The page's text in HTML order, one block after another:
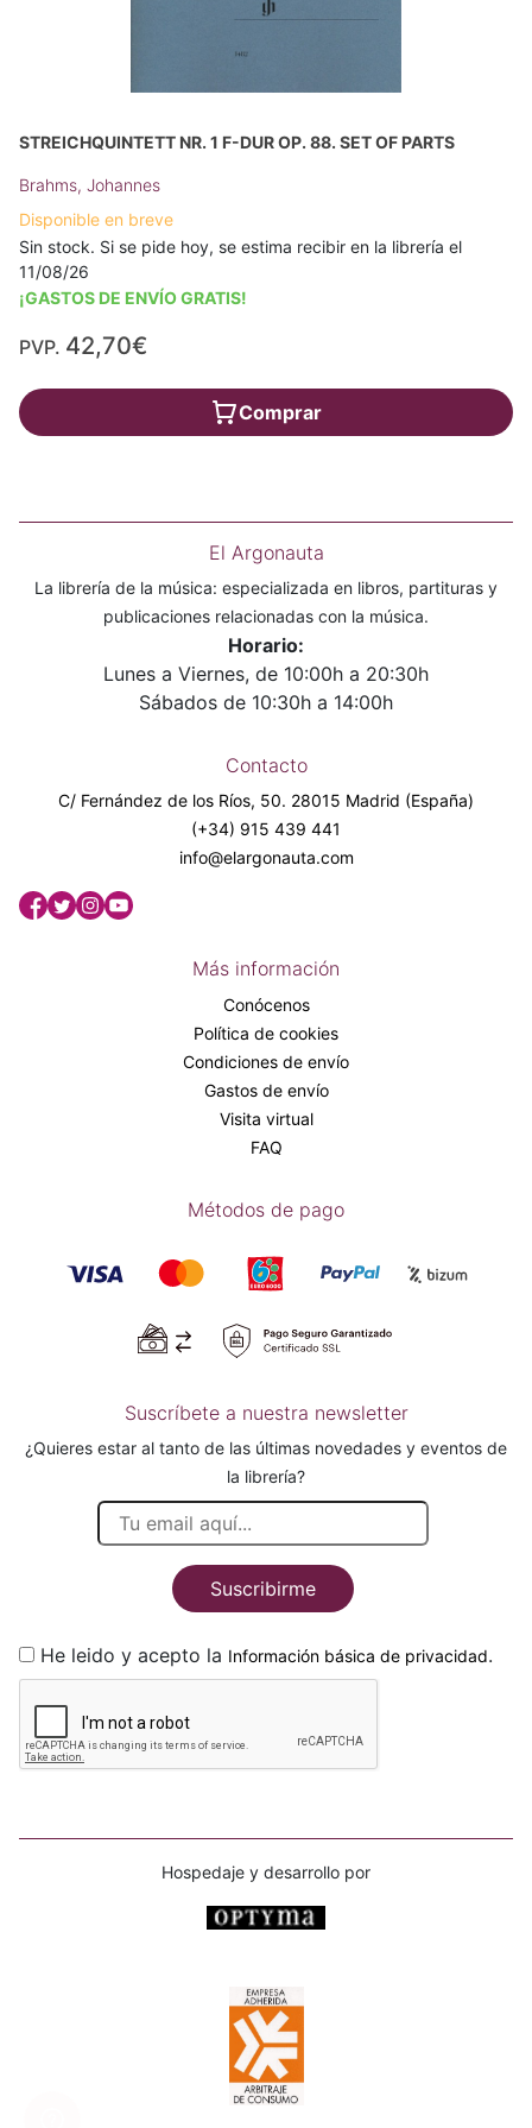
STREICHQUINTETT NR. 1 F-DUR OP. 88. SET OF PARTS
Brahms, Johannes
Disponible en breve
Sin stock. Si se pide hoy, se estima recibir en la librería el
11/08/26
¡GASTOS DE ENVÍO GRATIS!
PVP. 42,70€
Comprar
El Argonauta
La librería de la música: especializada en libros, partituras y
publicaciones relacionadas con la música.
Horario:
Lunes a Viernes, de 10:00h a 20:30h
Sábados de 10:30h a 14:00h
Contacto
C/ Fernández de los Ríos, 50. 28015 Madrid (España)
(+34) 915 439 441
info@elargonauta.com
Más información
Conócenos
Política de cookies
Condiciones de envío
Gastos de envío
Visita virtual
FAQ
Métodos de pago
Suscríbete a nuestra newsletter
¿Quieres estar al tanto de las últimas novedades y eventos de
la librería?
Suscribirme
He leido y acepto la Información básica de privacidad.
Hospedaje y desarrollo por